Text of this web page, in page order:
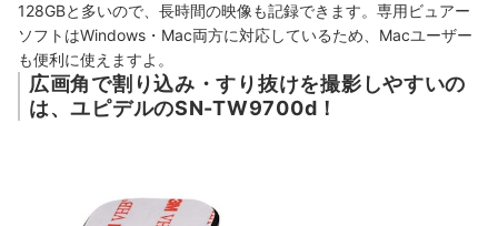
128GBと多いので、長時間の映像も記録できます。専用ビュアー
ソフトはWindows・Mac両方に対応しているため、Macユーザー
も便利に使えますよ。
広画角で割り込み・すり抜けを撮影しやすいの
は、ユピデルのSN-TW9700d！